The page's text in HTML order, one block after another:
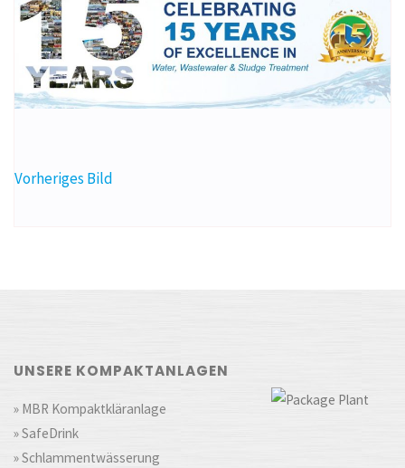
Vorheriges Bild
UNSERE KOMPAKTANLAGEN
» MBR Kompaktkläranlage
» SafeDrink
» Schlammentwässerung